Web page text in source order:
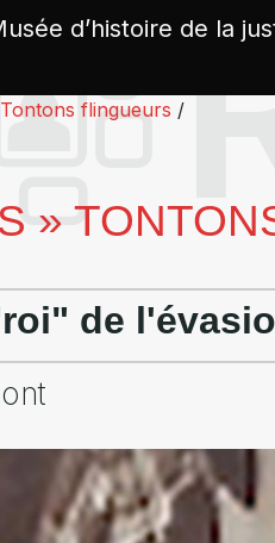
d’histoire de la
flingueurs /
»
de